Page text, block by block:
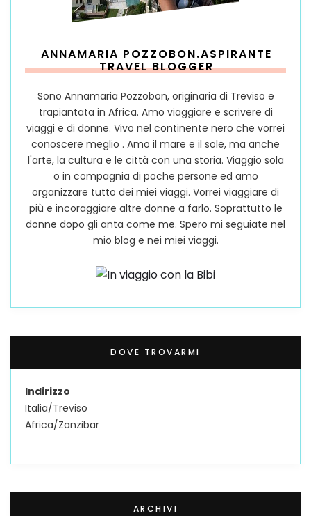
ANNAMARIA POZZOBON.ASPIRANTE
TRAVEL BLOGGER
Sono Annamaria Pozzobon, originaria di Treviso e
trapiantata in Africa. Amo viaggiare e scrivere di
viaggi e di donne. Vivo nel continente nero che vorrei
conoscere meglio . Amo il mare e il sole, ma anche
l'arte, la cultura e le città con una storia. Viaggio sola
o in compagnia di poche persone ed amo
organizzare tutto dei miei viaggi. Vorrei viaggiare di
più e incoraggiare altre donne a farlo. Soprattutto le
donne dopo gli anta come me. Spero mi seguiate nel
mio blog e nei miei viaggi.
DOVE TROVARMI
Indirizzo
Italia/Treviso
Africa/Zanzibar
ARCHIVI